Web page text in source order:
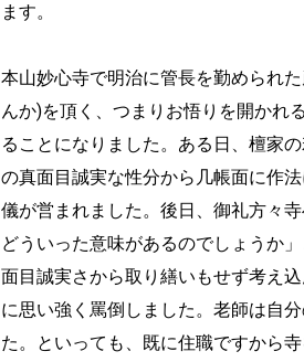
ます。
本山妙心寺で明治に管長を勤められ
んか)を頂く、つまりお悟りを開かれ
ることになりました。ある日、檀家
の真面目誠実な性分から几帳面に作
儀が営まれました。後日、御礼方々
どういった意味があるのでしょうか
面目誠実さから取り繕いもせず考え
に思い強く罵倒しました。老師は自
た。といっても、既に住職ですから